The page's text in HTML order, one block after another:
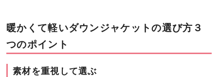
暖かくて軽いダウンジャケットの選び方３
つのポイント
素材を重視して選ぶ